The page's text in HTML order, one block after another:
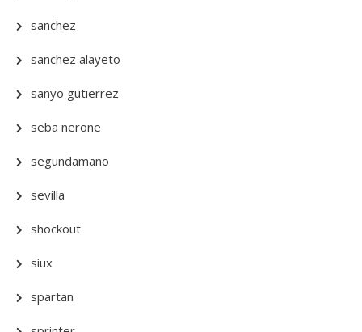
sanchez
sanchez alayeto
sanyo gutierrez
seba nerone
segundamano
sevilla
shockout
siux
spartan